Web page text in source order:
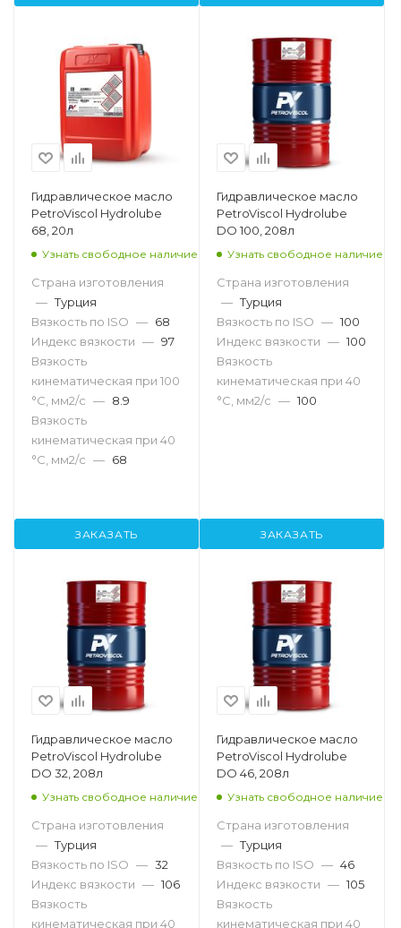
Гидравлическое масло
PetroViscol Hydrolube
68, 20л
Узнать свободное наличие
Страна изготовления
— Турция
Вязкость по ISO — 68
Индекс вязкости — 97
Вязкость
кинематическая при 100
°С, мм2/с — 8.9
Вязкость
кинематическая при 40
°С, мм2/с — 68
ЗАКАЗАТЬ
Гидравлическое масло
PetroViscol Hydrolube
DO 100, 208л
Узнать свободное наличие
Страна изготовления
— Турция
Вязкость по ISO — 100
Индекс вязкости — 100
Вязкость
кинематическая при 40
°С, мм2/с — 100
ЗАКАЗАТЬ
Гидравлическое масло
PetroViscol Hydrolube
DO 32, 208л
Узнать свободное наличие
Страна изготовления
— Турция
Вязкость по ISO — 32
Индекс вязкости — 106
Вязкость
кинематическая при 40
Гидравлическое масло
PetroViscol Hydrolube
DO 46, 208л
Узнать свободное наличие
Страна изготовления
— Турция
Вязкость по ISO — 46
Индекс вязкости — 105
Вязкость
кинематическая при 40